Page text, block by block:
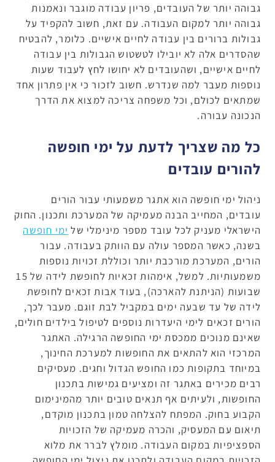
גבוהה יותר של העובדים, פריון עבודה מוגבר ונאמנות
גבוהה יותר למקום העבודה. עם זאת, חשוב להקפיד על
גבולות ברורים בין עבודה לחיים אישיים. כלומר, להבטיח
שהסדרים אלה לא יובילו לטשטוש הגבולות בין עבודה
לחיים אישיים, ושהעובדים לא יחושו לחץ לעבוד שעות
נוספות מעבר למה שנדרש. חשוב לזכור כי אין פתרון אחד
שמתאים לכולם, וכל משפחה צריכה למצוא את הדרך
הנכונה עבורה.
כל מה שצריך לדעת על ימי חופשה
להורים עובדים
ניהול ימי חופשה הוא אתגר משמעותי עבור הורים
עובדים, המחייב הבנה מעמיקה של המערכת ותכנון. החוק
הישראלי מעניק לכל עובד מספר מינימלי של ימי חופשה
בשנה, כאשר המספר עולה עם הוותק בעבודה. עבור
הורים, המערכת מורכבת יותר וכוללת זכויות נוספות
משמעותיות. למשל, אימהות זכאיות לחופשת לידה של 15
שבועות (הניתנת להארכה), בעוד אבות זכאים לחופשת
לידה של עד שבעה ימים במקביל לבת זוגם. מעבר לכך,
הורים זכאים לימי היעדרות נוספים לטיפול בילדים חולים,
שאינם מנוכים ממכסת ימי החופשה הרגילה. האתגר
המרכזי הוא להתאים את החופשות למערכת החינוך,
במיוחד בתקופות כמו החופש הגדול וחגים. מעסיקים
רבים מכירים באתגר זה ומציעים גמישות בתכנון
החופשות, ולעיתים אף תנאים טובים יותר מהמינימום
הקבוע בחוק. המפתח להצלחה טמון בתכנון מוקדם,
תיאום עם המעסיק, והכרה מעמיקה של הזכויות
הספציפיות במקום העבודה. מומלץ לברר את מלוא